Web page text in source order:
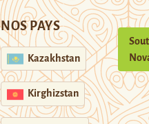
NOS PAYS
Kazakhstan
Kirghizstan